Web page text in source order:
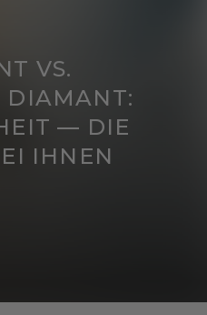
VS.
DIAMANT:
— DIE
IHNEN